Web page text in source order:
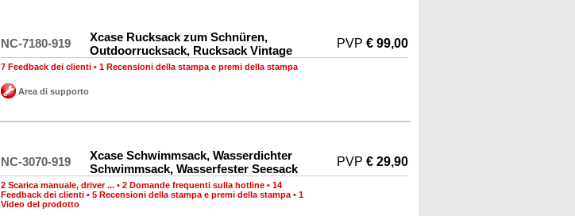
NC-7180-919
Xcase Rucksack zum Schnüren,
Outdoorrucksack, Rucksack Vintage
PVP € 99,00
7 Feedback dei clienti • 1 Recensioni della stampa e premi della stampa
Area di supporto
NC-3070-919
Xcase Schwimmsack, Wasserdichter
Schwimmsack, Wasserfester Seesack
PVP € 29,90
2 Scarica manuale, driver ... • 2 Domande frequenti sulla hotline • 14
Feedback dei clienti • 5 Recensioni della stampa e premi della stampa • 1
Video del prodotto